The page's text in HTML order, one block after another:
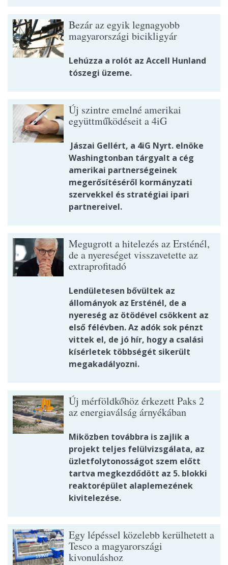
Bezár az egyik legnagyobb
magyarországi bicikligyár
Lehúzza a rolót az Accell Hunland
tószegi üzeme.
Új szintre emelné amerikai
együttműködéseit a 4iG
Jászai Gellért, a 4iG Nyrt. elnöke
Washingtonban tárgyalt a cég
amerikai partnerségeinek
megerősítéséről kormányzati
szervekkel és stratégiai ipari
partnereivel.
Megugrott a hitelezés az Ersténél,
de a nyereséget visszavetette az
extraprofitadó
Lendületesen bővültek az
állományok az Ersténél, de a
nyereség az ötödével csökkent az
első félévben. Az adók sok pénzt
vittek el, de jó hír, hogy a csalási
kísérletek többségét sikerült
megakadályozni.
Új mérföldkőhöz érkezett Paks 2
az energiaválság árnyékában
Miközben továbbra is zajlik a
projekt teljes felülvizsgálata, az
üzletfolytonosságot szem előtt
tartva megkezdődött az 5. blokki
reaktorépület alaplemezének
kivitelezése.
Egy lépéssel közelebb kerülhetett a
Tesco a magyarországi
kivonuláshoz